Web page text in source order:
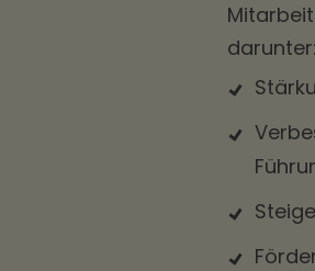
darunter: